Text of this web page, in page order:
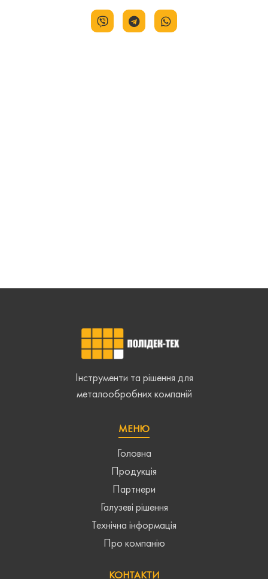
Інструменти та рішення для
металообробних компаній
МЕНЮ
Головна
Продукція
Партнери
Галузеві рішення
Технічна інформація
Про компанію
КОНТАКТИ